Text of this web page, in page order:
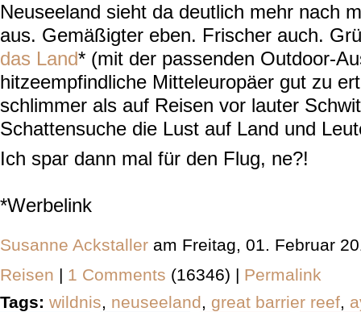
Neuseeland sieht da deutlich mehr nach
aus. Gemäßigter eben. Frischer auch.
das Land* (mit der passenden Outdoor-
hitzeempfindliche Mitteleuropäer gut zu
schlimmer als auf Reisen vor lauter
Schattensuche die Lust auf Land und
Ich spar dann mal für den Flug, ne?!
*Werbelink
Susanne Ackstaller am Freitag, 01. Februar
Reisen | 1 Comments (16346) | Permalink
Tags: wildnis, neuseeland, great barrier reef,